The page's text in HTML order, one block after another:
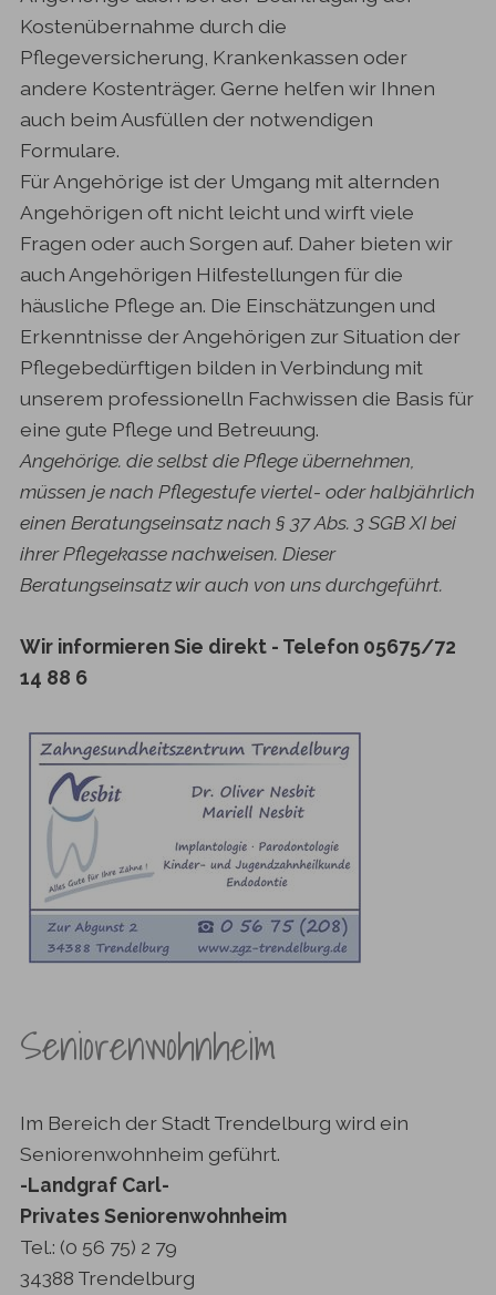
Kostenübernahme durch die
Pflegeversicherung, Krankenkassen oder
andere Kostenträger. Gerne helfen wir Ihnen
auch beim Ausfüllen der notwendigen
Formulare.
Für Angehörige ist der Umgang mit alternden
Angehörigen oft nicht leicht und wirft viele
Fragen oder auch Sorgen auf. Daher bieten wir
auch Angehörigen Hilfestellungen für die
häusliche Pflege an. Die Einschätzungen und
Erkenntnisse der Angehörigen zur Situation der
Pflegebedürftigen bilden in Verbindung mit
unserem professionelln Fachwissen die Basis für
eine gute Pflege und Betreuung.
Angehörige. die selbst die Pflege übernehmen,
müssen je nach Pflegestufe viertel- oder halbjährlich
einen Beratungseinsatz nach § 37 Abs. 3 SGB XI bei
ihrer Pflegekasse nachweisen. Dieser
Beratungseinsatz wir auch von uns durchgeführt.
Wir informieren Sie direkt - Telefon 05675/72
14 88 6
Seniorenwohnheim
Im Bereich der Stadt Trendelburg wird ein
Seniorenwohnheim geführt.
-Landgraf Carl-
Privates Seniorenwohnheim
Tel.: (0 56 75) 2 79
34388 Trendelburg